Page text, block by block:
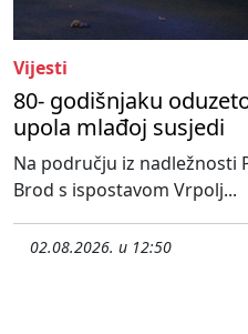
Vijesti
80- godišnjaku
upola mlađoj susjedi
Na području iz nadležnosti
Brod s ispostavom Vrpolj...
02.08.2026. u 12:50